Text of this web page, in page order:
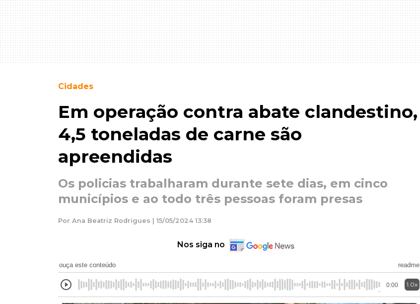
Cidades
Em operação contra abate clandestino,
4,5 toneladas de carne são
apreendidas
Os policias trabalharam durante sete dias, em cinco
municípios e ao todo três pessoas foram presas
Por Ana Beatriz Rodrigues | 15/05/2024 13:38
Nos siga no
ouça este conteúdo readme
0:00 1.0x